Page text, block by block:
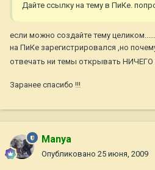
Дайте ссылку на тему в ПиКе.
если можно создайте тему
на ПиКе зарегистрировался ,но
отвечать ни темы открывать НИЧЕГО
Заранее спасибо !!!
Manya
Опубликовано 25 июня, 2009